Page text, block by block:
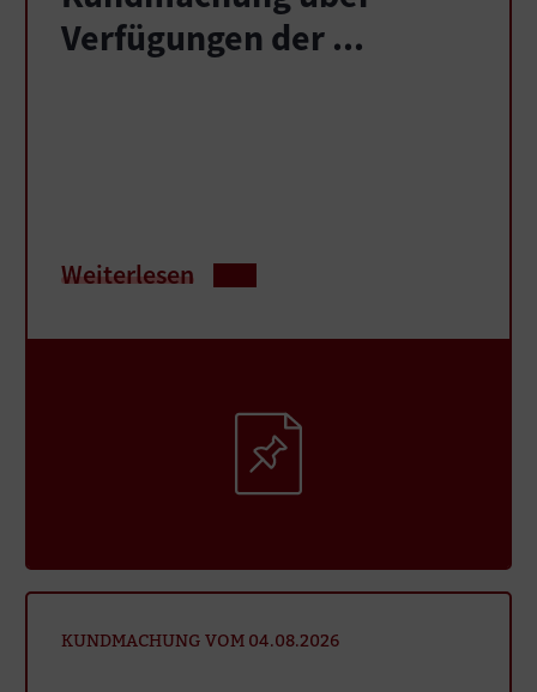
Verfügungen der ...
Weiterlesen
KUNDMACHUNG VOM 04.08.2026